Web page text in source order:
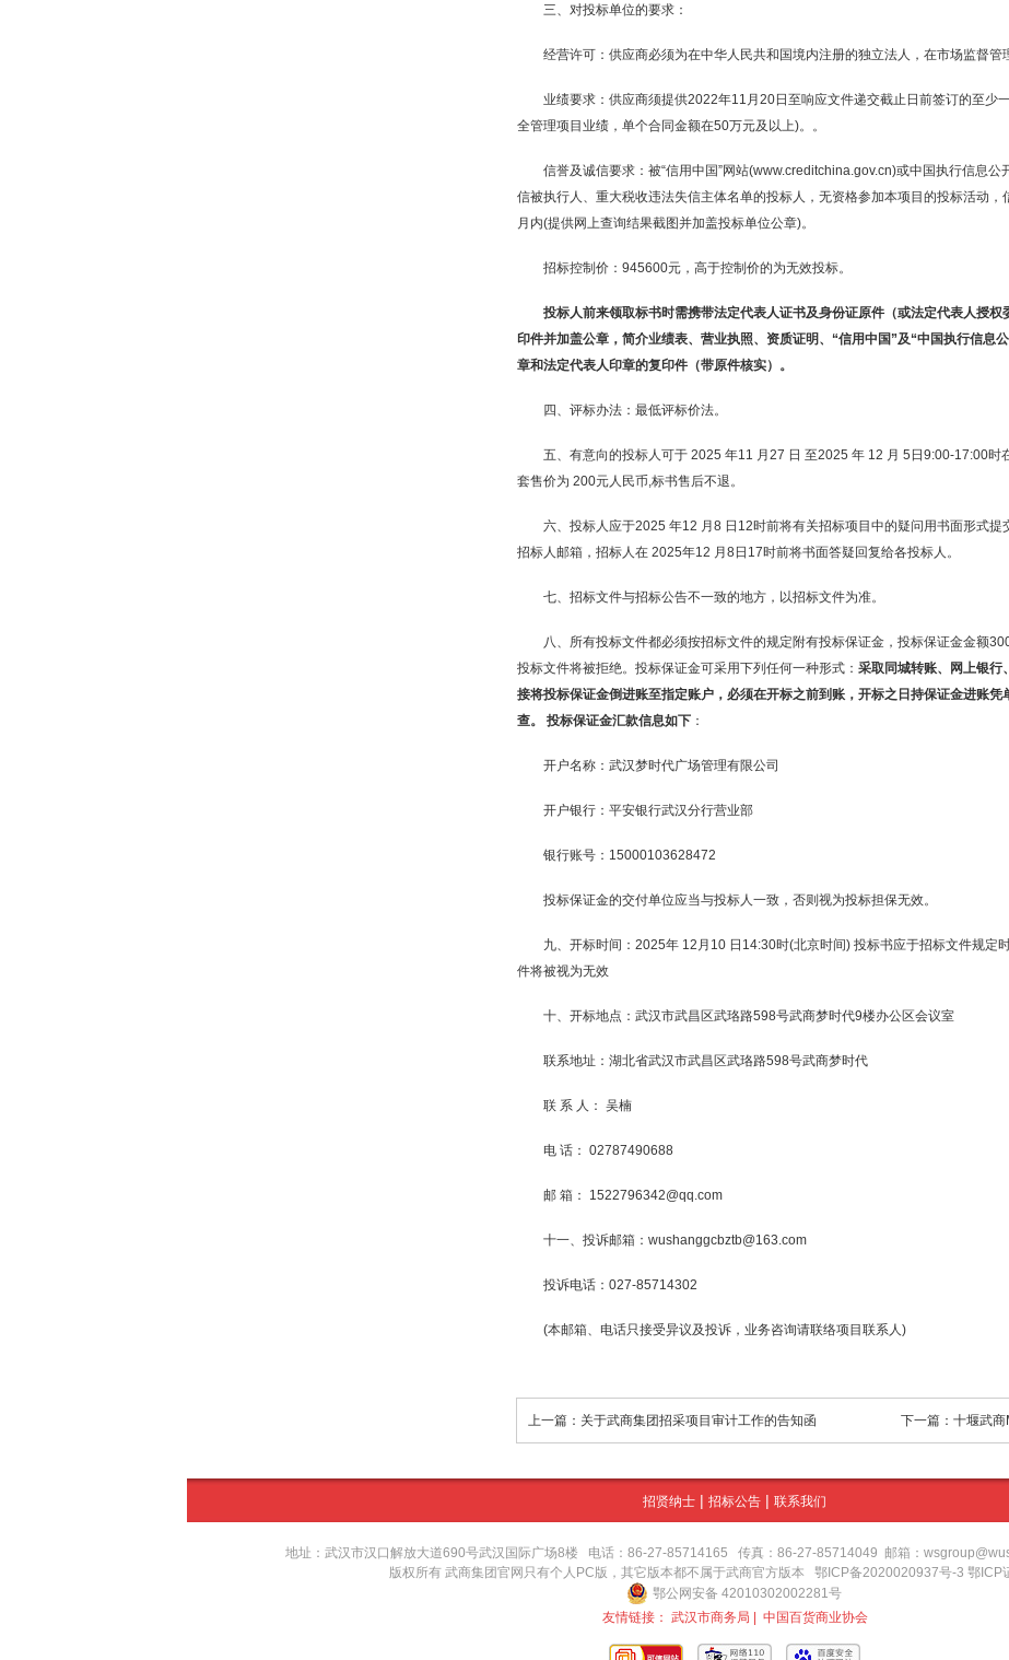
三、对投标单位的要求：
经营许可：供应商必须为在中华人民共和国境内注册的独立法人，在市场监督管
业绩要求：供应商须提供2022年11月20日至响应文件递交截止日前签订的至少
全管理项目业绩，单个合同金额在50万元及以上)。。
信誉及诚信要求：被“信用中国”网站(www.creditchina.gov.cn)或中国执行信息公
信被执行人、重大税收违法失信主体名单的投标人，无资格参加本项目的投标活动
月内(提供网上查询结果截图并加盖投标单位公章)。
招标控制价：945600元，高于控制价的为无效投标。
投标人前来领取标书时需携带法定代表人证书及身份证原件（或法定代表人授权
印件并加盖公章，简介业绩表、营业执照、资质证明、“信用中国”及“中国执行信息
章和法定代表人印章的复印件（带原件核实）。
四、评标办法：最低评标价法。
五、有意向的投标人可于 2025 年11 月27 日 至2025 年 12 月 5日9:00-17:00时
套售价为 200元人民币,标书售后不退。
六、投标人应于2025 年12 月8 日12时前将有关招标项目中的疑问用书面形式提
招标人邮箱，招标人在 2025年12 月8日17时前将书面答疑回复给各投标人。
七、招标文件与招标公告不一致的地方，以招标文件为准。
八、所有投标文件都必须按招标文件的规定附有投标保证金，投标保证金金额
投标文件将被拒绝。投标保证金可采用下列任何一种形式： 采取同城转账、网上银行
接将投标保证金倒进账至指定账户，必须在开标之前到账，开标之日持保证金进账
查。 投标保证金汇款信息如下：
开户名称：武汉梦时代广场管理有限公司
开户银行：平安银行武汉分行营业部
银行账号：15000103628472
投标保证金的交付单位应当与投标人一致，否则视为投标担保无效。
九、开标时间：2025年 12月10 日14:30时(北京时间) 投标书应于招标文件规定
件将被视为无效
十、开标地点：武汉市武昌区武珞路598号武商梦时代9楼办公区会议室
联系地址：湖北省武汉市武昌区武珞路598号武商梦时代
联 系 人： 吴楠
电 话： 02787490688
邮 箱： 1522796342@qq.com
十一、投诉邮箱：wushanggcbztb@163.com
投诉电话：027-85714302
(本邮箱、电话只接受异议及投诉，业务咨询请联络项目联系人)
上一篇：关于武商集团招采项目审计工作的告知函 下一篇：十堰武
招贤纳士 | 招标公告 | 联系我们
地址：武汉市汉口解放大道690号武汉国际广场8楼 电话：86-27-85714165 传真：86-27-85714049 邮箱：
版权所有 武商集团官网只有个人PC版，其它版本都不属于武商官方版本 鄂ICP备2020020937号-3 鄂ICP
鄂公网安备 42010302002281号
友情链接： 武汉市商务局 中国百货商业协会